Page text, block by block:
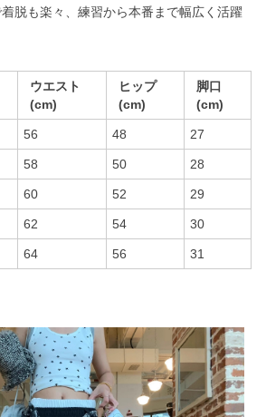
脱も楽々、練習から本番まで幅広く活躍
ウエスト
(cm)
ヒップ
(cm)
脚口
(cm)
56 48 27
58 50 28
60 52 29
62 54 30
64 56 31